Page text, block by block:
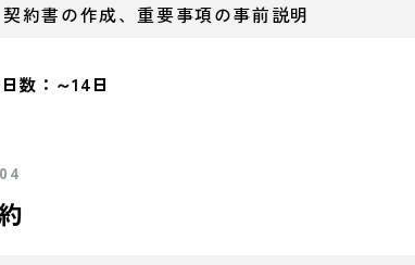
約書の作成、重要事項の事前説明
数：～14日